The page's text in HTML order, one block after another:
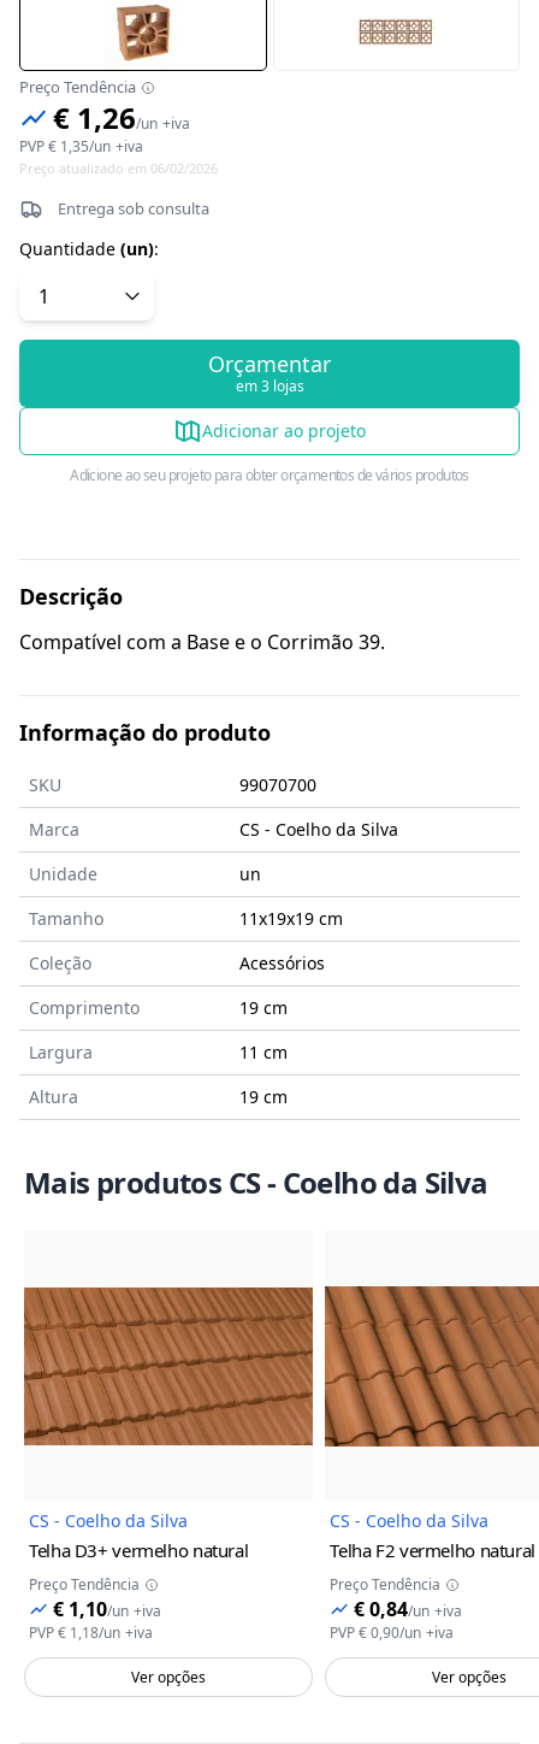
Preço Tendência
€ 1,26/un +iva
PVP€ 1,35/un +iva
Preço atualizado em 06/02/2026
Entrega sob consulta
Quantidade (un):
Orçamentar
em 3 lojas
Adicionar ao projeto
Adicione ao seu projeto para obter orçamentos de vários produtos
Descrição
Compatível com a Base e o Corrimão 39.
Informação do produto
SKU
99070700
Marca
CS - Coelho da Silva
Unidade
un
Tamanho
11x19x19 cm
Coleção
Acessórios
Comprimento
19 cm
Largura
11 cm
Altura
19 cm
Mais produtos CS - Coelho da Silva
Imagem do Produto
CS - Coelho da Silva
Telha D3+ vermelho natural
Preço Tendência
€ 1,10/un +iva
PVP€ 1,18/un +iva
Ver opções
CS - Coelho da Silva
Telha F2 vermelho natural
Preço Tendência
€ 0,84/un +iva
PVP€ 0,90/un +iva
Ver opções